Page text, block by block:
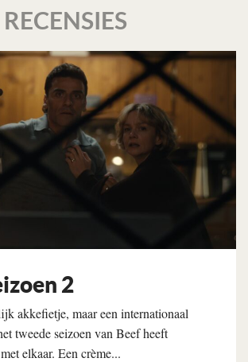
2
akkefietje, maar een internationaal
tweede seizoen van Beef heeft
elkaar. Een crème...